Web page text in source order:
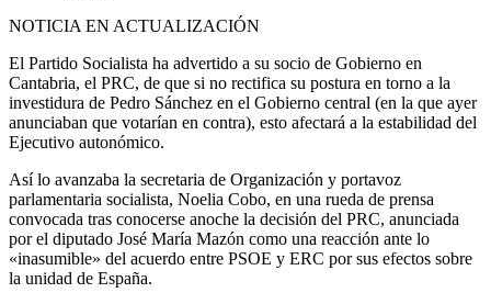
NOTICIA EN ACTUALIZACIÓN
El Partido Socialista ha advertido a su socio de Gobierno en
Cantabria, el PRC, de que si no rectifica su postura en torno a la
investidura de Pedro Sánchez en el Gobierno central (en la que ayer
anunciaban que votarían en contra), esto afectará a la estabilidad del
Ejecutivo autonómico.
Así lo avanzaba la secretaria de Organización y portavoz
parlamentaria socialista, Noelia Cobo, en una rueda de prensa
convocada tras conocerse anoche la decisión del PRC, anunciada
por el diputado José María Mazón como una reacción ante lo
«inasumible» del acuerdo entre PSOE y ERC por sus efectos sobre
la unidad de España.